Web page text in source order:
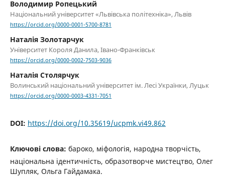
Володимир Ропецький
Національний університет «Львівська політехніка», Львів
https://orcid.org/0000-0001-5700-8781
Наталія Золотарчук
Університет Короля Данила, Івано-Франківськ
https://orcid.org/0000-0002-7503-9036
Наталія Столярчук
Волинський національний університет ім. Лесі Українки, Луцьк
https://orcid.org/0000-0003-4331-7051
DOI: https://doi.org/10.35619/ucpmk.vi49.862
Ключові слова: бароко, міфологія, народна творчість,
національна ідентичність, образотворче мистецтво, Олег
Шупляк, Ольга Гайдамака.